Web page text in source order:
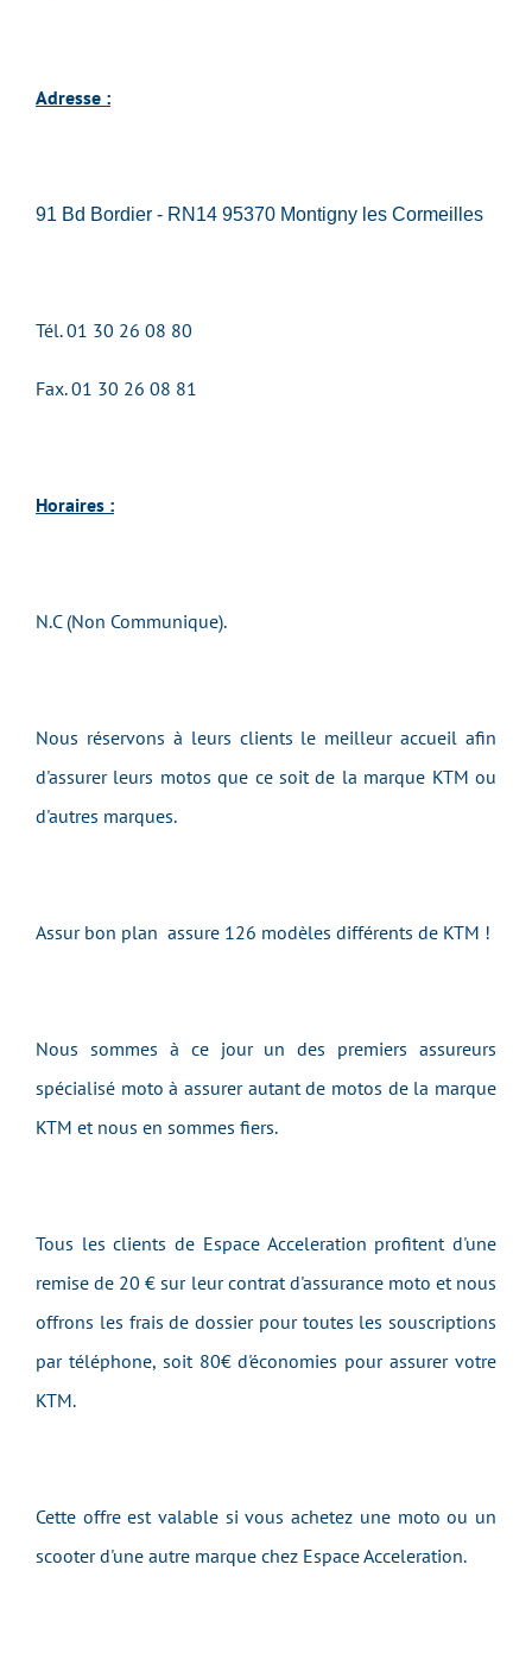
Adresse :
91 Bd Bordier - RN14 95370 Montigny les Cormeilles
Tél. 01 30 26 08 80
Fax. 01 30 26 08 81
Horaires :
N.C (Non Communique).
Nous réservons à leurs clients le meilleur accueil afin
d'assurer leurs motos que ce soit de la marque KTM ou
d'autres marques.
Assur bon plan assure 126 modèles différents de KTM !
Nous sommes à ce jour un des premiers assureurs
spécialisé moto à assurer autant de motos de la marque
KTM et nous en sommes fiers.
Tous les clients de Espace Acceleration profitent d'une
remise de 20 € sur leur contrat d'assurance moto et nous
offrons les frais de dossier pour toutes les souscriptions
par téléphone, soit 80€ d'économies pour assurer votre
KTM.
Cette offre est valable si vous achetez une moto ou un
scooter d'une autre marque chez Espace Acceleration.